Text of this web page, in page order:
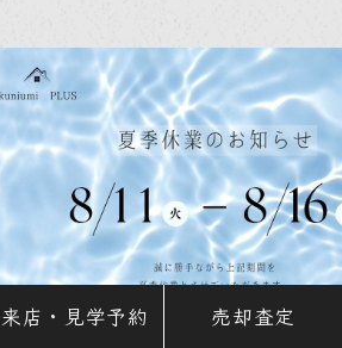
来店・見学予約 売却査定